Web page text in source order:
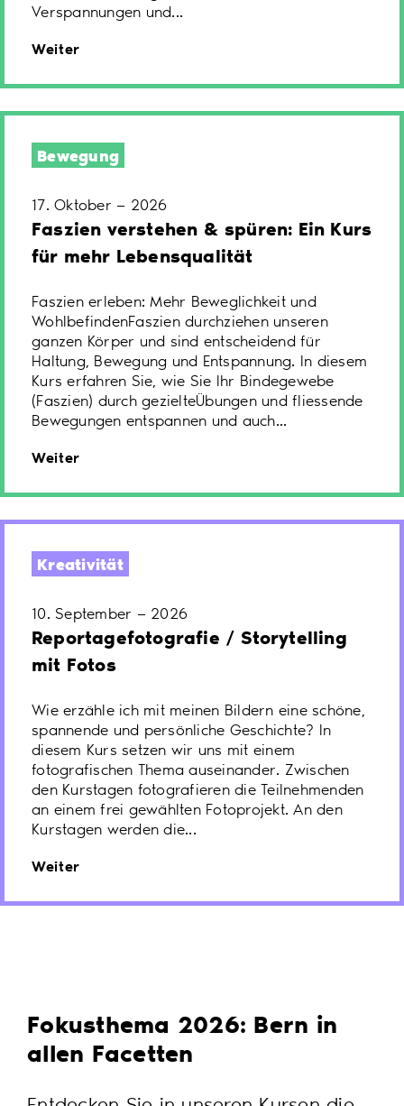
Verspannungen und...
Weiter
Bewegung
17. Oktober — 2026
Faszien verstehen & spüren: Ein Kurs
für mehr Lebensqualität
Faszien erleben: Mehr Beweglichkeit und
WohlbefindenFaszien durchziehen unseren
ganzen Körper und sind entscheidend für
Haltung, Bewegung und Entspannung. In diesem
Kurs erfahren Sie, wie Sie Ihr Bindegewebe
(Faszien) durch gezielteÜbungen und fliessende
Bewegungen entspannen und auch...
Weiter
Kreativität
10. September — 2026
Reportagefotografie / Storytelling
mit Fotos
Wie erzähle ich mit meinen Bildern eine schöne,
spannende und persönliche Geschichte? In
diesem Kurs setzen wir uns mit einem
fotografischen Thema auseinander. Zwischen
den Kurstagen fotografieren die Teilnehmenden
an einem frei gewählten Fotoprojekt. An den
Kurstagen werden die...
Weiter
Fokusthema 2026: Bern in
allen Facetten